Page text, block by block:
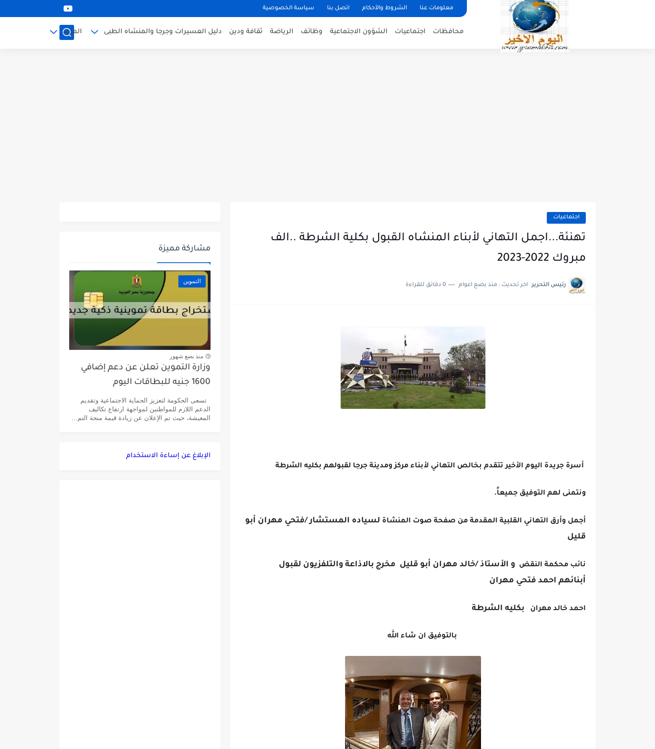
معلومات عنا الشروط والأحكام اتصل بنا سياسة الخصوصية
محافظات اجتماعيات الشؤون الاجتماعية وظائف الرياضة ثقافة ودين دليل العسيرات وجرجا والمنشاه الطبى المزيد
اجتماعيات
تهنئة...اجمل التهاني لأبناء المنشاه القبول بكلية الشرطة ..الف
مبروك 2022-2023
رئيس التحرير اخر تحديث : منذ بضع اعوام 0 دقائق للقراءة
أسرة جريدة اليوم الأخير تتقدم بخالص التهاني لأبناء مركز ومدينة جرجا لقبولهم بكليه الشرطة
ونتمنى لهم التوفيق جميعاً.
أجمل وأرق التهاني القلبية المقدمة من صفحة صوت المنشاة لسياده المستشار /فتحي مهران أبو
قليل
نائب محكمة النقض و الأستاذ /خالد مهران أبو قليل مخرج بالاذاعة والتلفزيون لقبول
أبنائهم احمد فتحي مهران
احمد خالد مهران بكليه الشرطة
بالتوفيق ان شاء الله
مشاركة مميزة
التموين
منذ بضع شهور
وزارة التموين تعلن عن دعم إضافي
1600 جنيه للبطاقات اليوم
تسعى الحكومة لتعزيز الحماية الاجتماعية وتقديم
الدعم اللازم للمواطنين لمواجهة ارتفاع تكاليف
المعيشة، حيث تم الإعلان عن زيادة قيمة منحة التم...
الإبلاغ عن إساءة الاستخدام